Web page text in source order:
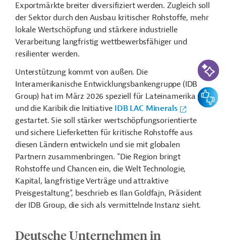
Exportmärkte breiter diversifiziert werden. Zugleich soll
der Sektor durch den Ausbau kritischer Rohstoffe, mehr
lokale Wertschöpfung und stärkere industrielle
Verarbeitung langfristig wettbewerbsfähiger und
resilienter werden.
Unterstützung kommt von außen. Die
Interamerikanische Entwicklungsbankengruppe (IDB
Group) hat im März 2026 speziell für Lateinamerika
und die Karibik die Initiative IDB LAC Minerals
gestartet. Sie soll stärker wertschöpfungsorientierte
und sichere Lieferketten für kritische Rohstoffe aus
diesen Ländern entwickeln und sie mit globalen
Partnern zusammenbringen. "Die Region bringt
Rohstoffe und Chancen ein, die Welt Technologie,
Kapital, langfristige Verträge und attraktive
Preisgestaltung", beschrieb es Ilan Goldfajn, Präsident
der IDB Group, die sich als vermittelnde Instanz sieht.
Deutsche Unternehmen in
KI-